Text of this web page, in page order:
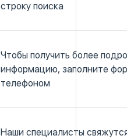
строку поиска
Чтобы получить более
информацию, заполните
телефоном
Наши специалисты